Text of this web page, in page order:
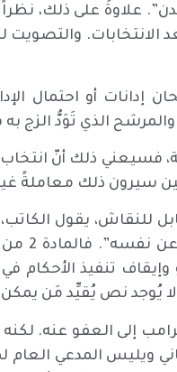
علاوةً على ذلك،
الانتخابات.
أو احتمال
الذي تَوَدُّ الزج
فسيعني ذلك أنّ
سيرون ذلك معاملةً
يقول الكاتب،
يمكن
تنفيذ الأحكام في
يُوجد نص يُقيِّد مَن
إلى العفو عنه.
ويليس المدعي العام